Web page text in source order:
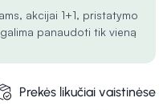
akcijai 1+1, pristatymo
panaudoti tik vieną
Prekės likučiai vaistinėse